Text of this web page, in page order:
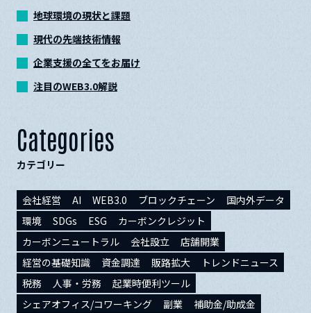
地球環境の現状と課題
現代の先端技術情報
企業支援の全てをお届け
注目のWEB3.0解説
Categories
カテゴリー
会社経営 AI WEB3.0 ブロックチェーン
国内外データ
環境
SDGs ESG
カーボンクレジット
カーボンニュートラル
会社設立
店舗開業
経営の基礎知識
資金調達 販路拡大
トレンドニュース
税務
人事・労務
起業時便利ツール
シェアオフィス/コワーキング
副業
補助金/助成金